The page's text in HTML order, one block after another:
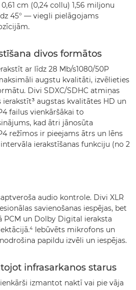
cm (0,24 collu) 1,56 miljonu
45° — viegli pielāgojams
divos formātos
ar līdz 28 Mb/s1080/50P
augstu kvalitāti, izvēlieties
Divi SDXC/SDHC atmiņas
augstas kvalitātes HD un
failus vienkāršākai to
kad ātri jānosūta
režīmos ir pieejams ātrs un lēns
ierakstīšanas funkciju (no 2
audio kontrole. Divi XLR
savienošanas iespējas, bet
PCM un Dolby Digital ieraksta
Iebūvēts mikrofons un
papildu izvēli un iespējas.
infrasarkanos starus
izmantot naktī vai pie vāja